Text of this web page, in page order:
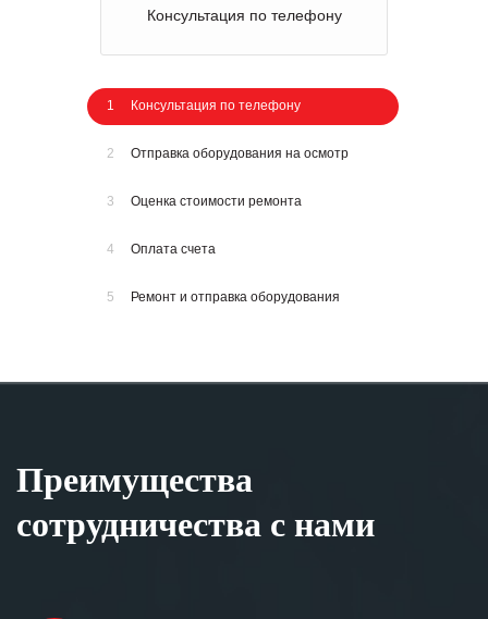
Консультация по телефону
1 Консультация по телефону
2 Отправка оборудования на осмотр
3 Оценка стоимости ремонта
4 Оплата счета
5 Ремонт и отправка оборудования
Преимущества
сотрудничества с нами